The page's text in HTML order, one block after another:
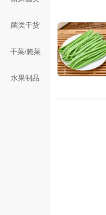
菌类干货
干菜/腌菜
水果制品